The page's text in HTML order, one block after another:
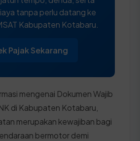
tanpa perlu datang ke
Kabupaten Kotabaru.
Pajak Sekarang
mengenai Dokumen Wajib
di Kabupaten Kotabaru,
merupakan kewajiban bagi
bermotor demi